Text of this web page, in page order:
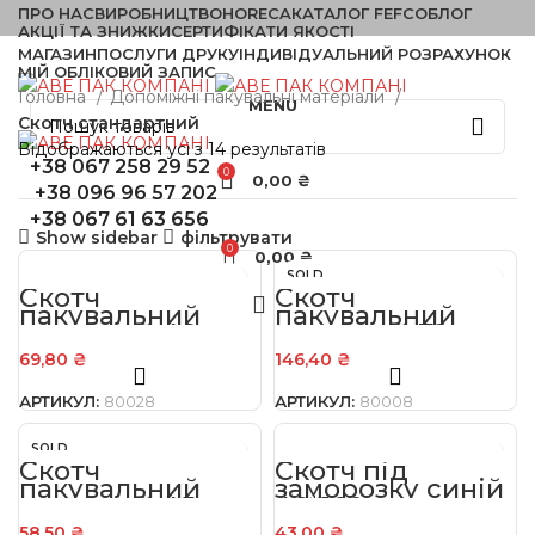
ПРО НАСВИРОБНИЦТВОHORECAКАТАЛОГ FEFCOБЛОГ
АКЦІЇ ТА ЗНИЖКИСЕРТИФІКАТИ ЯКОСТІ
МАГАЗИНПОСЛУГИ ДРУКУІНДИВІДУАЛЬНИЙ РОЗРАХУНОК
МІЙ ОБЛІКОВИЙ ЗАПИС
MENU
0 0,00 ₴
+38 067 258 29 52
+38 096 96 57 202
+38 067 61 63 656
0 0,00₴
Головна
Допоміжні пакувальні матеріали
Скотч стандартний
Відображаються усі з 14 результатів
Show sidebar фільтрувати
Скотч
пакувальний
прозорий 48
мм*200 м 43 мкм
69,80 ₴
АРТИКУЛ: 80028
SOLD
OUT
Скотч
пакувальний
прозорий 72 мм
x 200 м 45 мкм
146,40 ₴
АРТИКУЛ: 80008
SOLD
OUT
Скотч
пакувальний
прозорий 45
мм*180 м 45 мкм
Скотч під
заморозку синій
48*160м